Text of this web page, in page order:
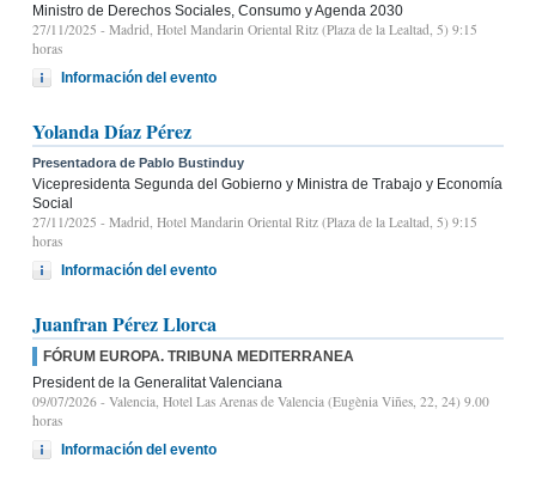
Ministro de Derechos Sociales, Consumo y Agenda 2030
27/11/2025 - Madrid, Hotel Mandarin Oriental Ritz (Plaza de la Lealtad, 5) 9:15
horas
Información del evento
Yolanda Díaz Pérez
Presentadora de Pablo Bustinduy
Vicepresidenta Segunda del Gobierno y Ministra de Trabajo y Economía
Social
27/11/2025 - Madrid, Hotel Mandarin Oriental Ritz (Plaza de la Lealtad, 5) 9:15
horas
Información del evento
Juanfran Pérez Llorca
FÓRUM EUROPA. TRIBUNA MEDITERRANEA
President de la Generalitat Valenciana
09/07/2026 - Valencia, Hotel Las Arenas de Valencia (Eugènia Viñes, 22, 24) 9.00
horas
Información del evento